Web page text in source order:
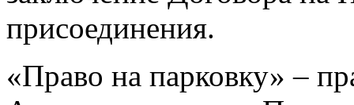
присоединения.
«Право на парковку» –